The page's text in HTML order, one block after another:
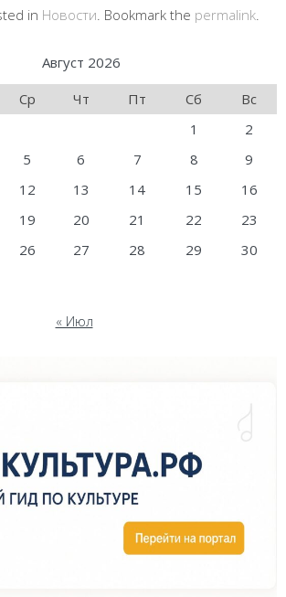
in Новости . Bookmark the permalink
Август 2026
Ср Чт Пт Сб
Вс
1
2
5 6 7 8
9
12 13 14 15
16
19 20 21 22
23
26 27 28 29
30
« Июл